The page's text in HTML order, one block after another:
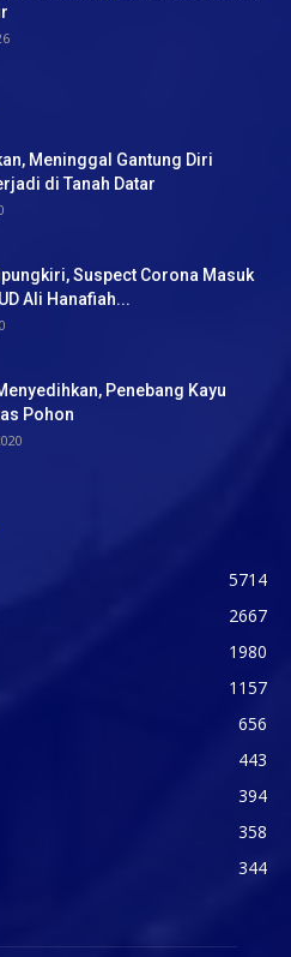
Meninggal Gantung Diri
di Tanah Datar
Suspect Corona Masuk
Ali Hanafiah...
Penebang Kayu
Pohon
5714
2667
1980
1157
656
443
394
358
344